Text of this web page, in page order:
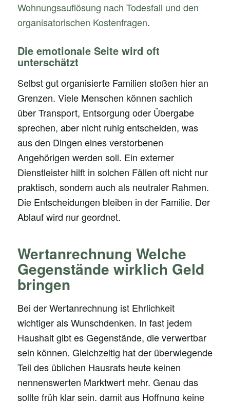
Wohnungsauflösung nach Todesfall und den
organisatorischen Kostenfragen.
Die emotionale Seite wird oft
unterschätzt
Selbst gut organisierte Familien stoßen hier an
Grenzen. Viele Menschen können sachlich
über Transport, Entsorgung oder Übergabe
sprechen, aber nicht ruhig entscheiden, was
aus den Dingen eines verstorbenen
Angehörigen werden soll. Ein externer
Dienstleister hilft in solchen Fällen oft nicht nur
praktisch, sondern auch als neutraler Rahmen.
Die Entscheidungen bleiben in der Familie. Der
Ablauf wird nur geordnet.
Wertanrechnung Welche
Gegenstände wirklich Geld
bringen
Bei der Wertanrechnung ist Ehrlichkeit
wichtiger als Wunschdenken. In fast jedem
Haushalt gibt es Gegenstände, die verwertbar
sein können. Gleichzeitig hat der überwiegende
Teil des üblichen Hausrats heute keinen
nennenswerten Marktwert mehr. Genau das
sollte früh klar sein, damit aus Hoffnung keine